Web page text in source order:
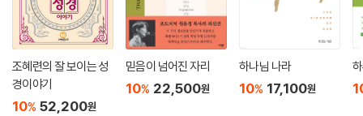
보상 25,4 _195
법적 보호자 권리의 종료 25,5-10 _196
싸움 25,11-12 _198
도량형 25,13-16 _199
환대 25,17-19 _199
계약의 역사 26,1-15 _201
는 거의 없다.
--- pp.163-164
조혜련의 잘 보이는 성
경이야기
10% 52,200원
믿음이 넘어진 자리
10% 22,500원
하나님 나라
10% 17,100원